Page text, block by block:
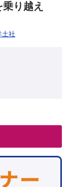
り越え
土社